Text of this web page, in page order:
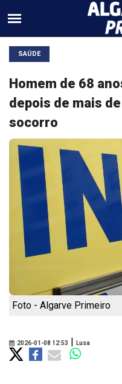
SAÚDE
Homem de 68
depois de mais
socorro
Foto - Algarve Primeiro
2026-01-08 12:53 | Lusa